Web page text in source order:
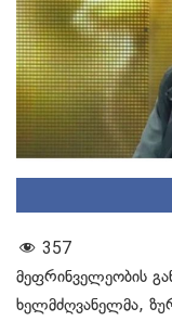
357
მეფრინველეობის
ხელმძღვანელმა,